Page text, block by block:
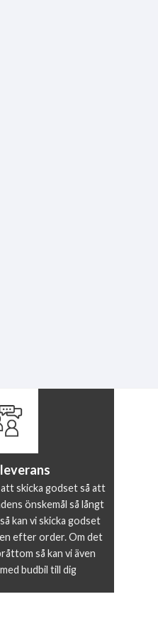
skicka godset så att
önskemål så långt
kan vi skicka godset
efter order. Om det
så kan vi även
budbil till dig